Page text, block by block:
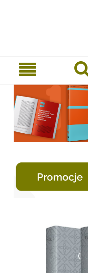
Strona produktu
Galeria produktu